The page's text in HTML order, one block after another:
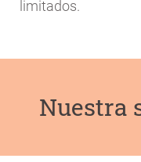
limitados.
Nuestra